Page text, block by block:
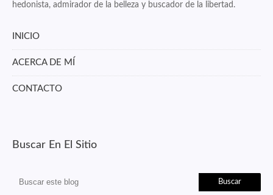
hedonista, admirador de la belleza y buscador de la libertad.
INICIO
ACERCA DE MÍ
CONTACTO
Buscar En El Sitio